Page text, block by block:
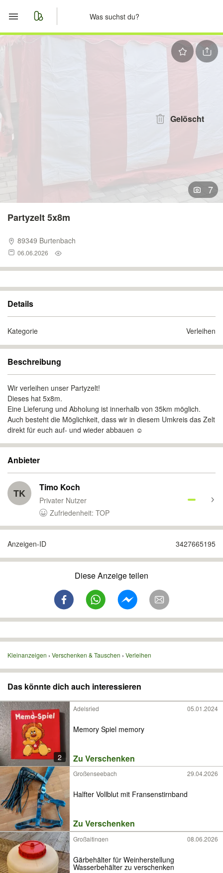
Gelöscht
7
Partyzelt 5x8m
89349 Burtenbach
06.06.2026
Details
Kategorie Verleihen
Beschreibung
Wir verleihen unser Partyzelt!
Dieses hat 5x8m.
Eine Lieferung und Abholung ist innerhalb von 35km möglich.
Auch besteht die Möglichkeit, dass wir in diesem Umkreis das Zelt
direkt für euch auf- und wieder abbauen ☺️
Anbieter
TK Timo Koch
Privater Nutzer
Zufriedenheit: TOP
Anzeigen-ID 3427665195
Diese Anzeige teilen
Kleinanzeigen Verschenken & Tauschen Verleihen
Das könnte dich auch interessieren
2
Adelsried 05.01.2024
Memory Spiel memory
Zu Verschenken
Großenseebach 29.04.2026
Halfter Vollblut mit Fransenstirnband
Zu Verschenken
Großaitingen 08.06.2026
Gärbehälter für Weinherstellung
Wasserbehälter zu verschenken